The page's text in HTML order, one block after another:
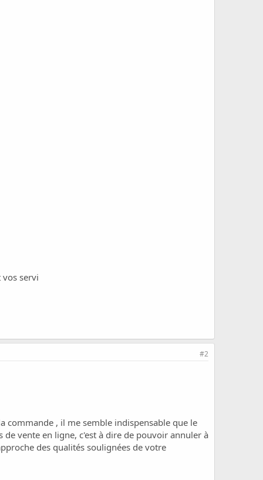
servi
#2
commande , il me semble indispensable que le
vente en ligne, c'est à dire de pouvoir annuler à
des qualités soulignées de votre